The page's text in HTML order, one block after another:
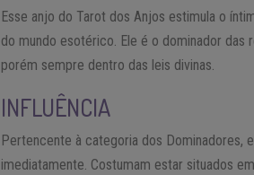
Esse anjo do Tarot dos Anjos estimula o
do mundo esotérico. Ele é o dominador
porém sempre dentro das leis divinas.
INFLUÊNCIA
Pertencente à categoria dos Dominadores,
imediatamente. Costumam estar situados